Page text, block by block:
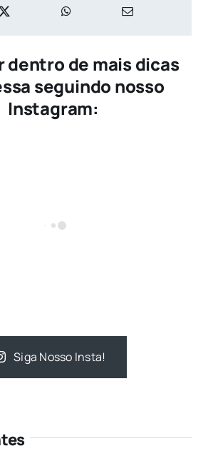
dentro de mais dicas
seguindo nosso
Instagram:
Siga Nosso Insta!